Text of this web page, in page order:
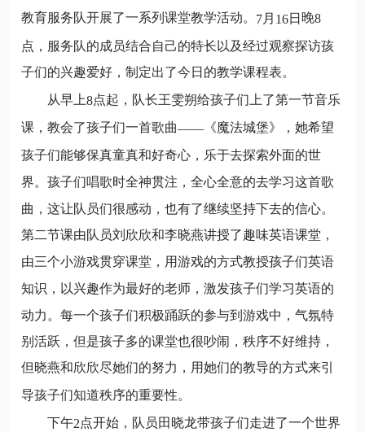
教育服务队开展了一系列课堂教学活动。 7月 16日 晚8
点，服务队的成员结合自己的特长以及经过观察探访孩
子们的兴趣爱好，制定出了今日的教学课程表。
从早上8点起，队长王雯朔给孩子们上了第一节音乐
课，教会了孩子们一首歌曲—— 《魔法城堡》，她希望
孩子们能够保真童真和好奇心，乐于去探索外面的世
界。孩子们唱歌时全神贯注，全心全意的去学习这首歌
曲，这让队员们很感动，也有了继续坚持下去的信心。
第二节课由队员刘欣欣和李晓燕讲授了趣味英语课堂，
由三个小游戏贯穿课堂，用游戏的方式教授孩子们英语
知识，以兴趣作为最好的老师，激发孩子们学习英语的
动力。每一个孩子们积极踊跃的参与到游戏中，气氛特
别活跃，但是孩子多的课堂也很吵闹，秩序不好维持，
但晓燕和欣欣尽她们的努力， 用她们的教导的方式来引
导孩子们知道秩序的重要性。
下午2点开始，队员田晓龙带孩子们走进了一个世界